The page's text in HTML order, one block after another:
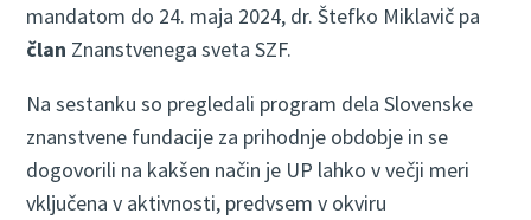
mandatom do 24. maja 2024, dr. Štefko Miklavič pa
član Znanstvenega sveta SZF.
Na sestanku so pregledali program dela Slovenske
znanstvene fundacije za prihodnje obdobje in se
dogovorili na kakšen način je UP lahko v večji meri
vključena v aktivnosti, predvsem v okviru